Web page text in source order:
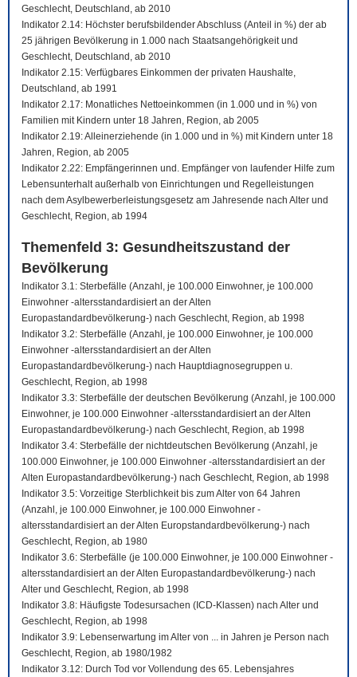
Geschlecht, Deutschland, ab 2010
Indikator 2.14: Höchster berufsbildender Abschluss (Anteil in %) der ab
25 jährigen Bevölkerung in 1.000 nach Staatsangehörigkeit und
Geschlecht, Deutschland, ab 2010
Indikator 2.15: Verfügbares Einkommen der privaten Haushalte,
Deutschland, ab 1991
Indikator 2.17: Monatliches Nettoeinkommen (in 1.000 und in %) von
Familien mit Kindern unter 18 Jahren, Region, ab 2005
Indikator 2.19: Alleinerziehende (in 1.000 und in %) mit Kindern unter 18
Jahren, Region, ab 2005
Indikator 2.22: Empfängerinnen und. Empfänger von laufender Hilfe zum
Lebensunterhalt außerhalb von Einrichtungen und Regelleistungen
nach dem Asylbewerberleistungsgesetz am Jahresende nach Alter und
Geschlecht, Region, ab 1994
Themenfeld 3: Gesundheitszustand der
Bevölkerung
Indikator 3.1: Sterbefälle (Anzahl, je 100.000 Einwohner, je 100.000
Einwohner -altersstandardisiert an der Alten
Europastandardbevölkerung-) nach Geschlecht, Region, ab 1998
Indikator 3.2: Sterbefälle (Anzahl, je 100.000 Einwohner, je 100.000
Einwohner -altersstandardisiert an der Alten
Europastandardbevölkerung-) nach Hauptdiagnosegruppen u.
Geschlecht, Region, ab 1998
Indikator 3.3: Sterbefälle der deutschen Bevölkerung (Anzahl, je 100.000
Einwohner, je 100.000 Einwohner -altersstandardisiert an der Alten
Europastandardbevölkerung-) nach Geschlecht, Region, ab 1998
Indikator 3.4: Sterbefälle der nichtdeutschen Bevölkerung (Anzahl, je
100.000 Einwohner, je 100.000 Einwohner -altersstandardisiert an der
Alten Europastandardbevölkerung-) nach Geschlecht, Region, ab 1998
Indikator 3.5: Vorzeitige Sterblichkeit bis zum Alter von 64 Jahren
(Anzahl, je 100.000 Einwohner, je 100.000 Einwohner -
altersstandardisiert an der Alten Europstandardbevölkerung-) nach
Geschlecht, Region, ab 1980
Indikator 3.6: Sterbefälle (je 100.000 Einwohner, je 100.000 Einwohner -
altersstandardisiert an der Alten Europastandardbevölkerung-) nach
Alter und Geschlecht, Region, ab 1998
Indikator 3.8: Häufigste Todesursachen (ICD-Klassen) nach Alter und
Geschlecht, Region, ab 1998
Indikator 3.9: Lebenserwartung im Alter von ... in Jahren je Person nach
Geschlecht, Region, ab 1980/1982
Indikator 3.12: Durch Tod vor Vollendung des 65. Lebensjahres